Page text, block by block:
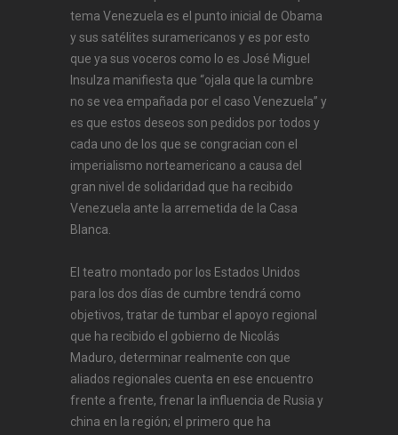
tema Venezuela es el punto inicial de Obama
y sus satélites suramericanos y es por esto
que ya sus voceros como lo es José Miguel
Insulza manifiesta que “ojala que la cumbre
no se vea empañada por el caso Venezuela” y
es que estos deseos son pedidos por todos y
cada uno de los que se congracian con el
imperialismo norteamericano a causa del
gran nivel de solidaridad que ha recibido
Venezuela ante la arremetida de la Casa
Blanca.
El teatro montado por los Estados Unidos
para los dos días de cumbre tendrá como
objetivos, tratar de tumbar el apoyo regional
que ha recibido el gobierno de Nicolás
Maduro, determinar realmente con que
aliados regionales cuenta en ese encuentro
frente a frente, frenar la influencia de Rusia y
china en la región; el primero que ha